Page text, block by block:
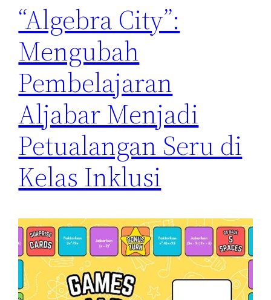
“Algebra City”:
Mengubah
Pembelajaran
Aljabar Menjadi
Petualangan Seru di
Kelas Inklusi